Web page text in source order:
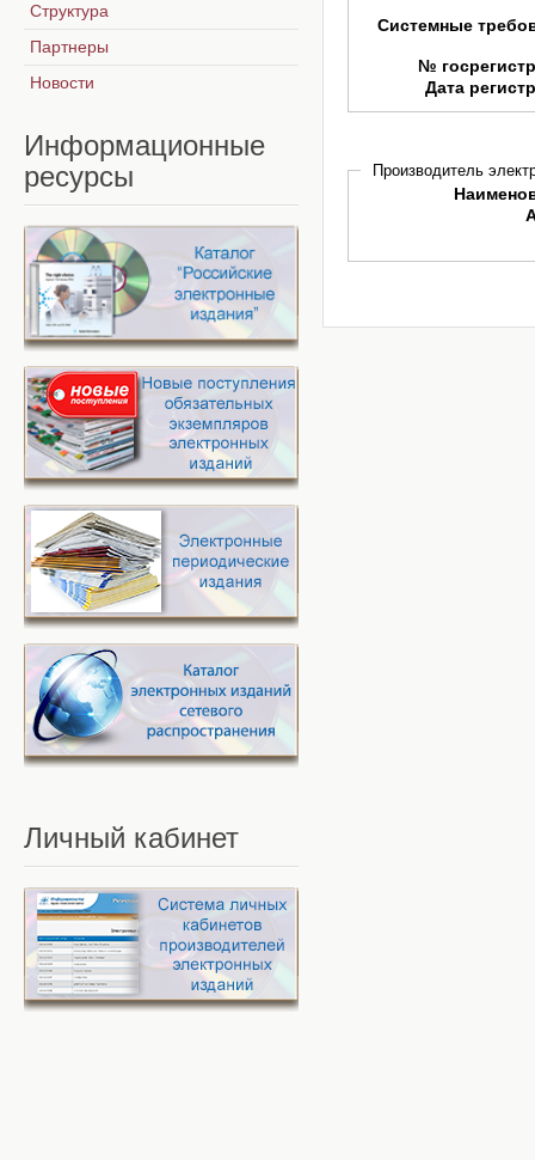
Системные
№
Дата
Производитель
Структура
Партнеры
Новости
Информационные
ресурсы
Личный кабинет